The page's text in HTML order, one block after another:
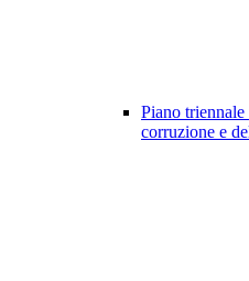
Piano
corruzione e